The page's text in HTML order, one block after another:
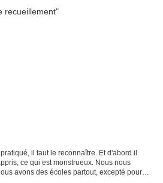
il faut le reconnaître. Et d'abord il
ce qui est monstrueux. Nous nous
avons des écoles partout, excepté pour